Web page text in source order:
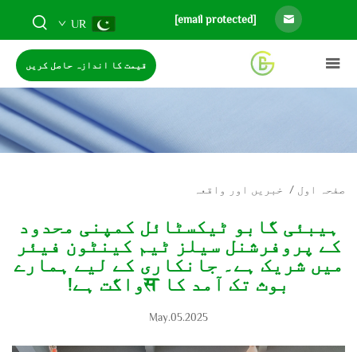
[email protected]
UR
قیمت کا اندازہ حاصل کریں
صفحہ اول / خبریں اور واقعہ
ہیبئی گابو ٹیکسٹائل کمپنی محدود
کے پروفرشنل سیلز ٹیم کینٹون فیئر
میں شریک ہے۔ جانکاری کے لیے ہمارے
بوث تک آمد کا सواگت ہے!
May.05.2025